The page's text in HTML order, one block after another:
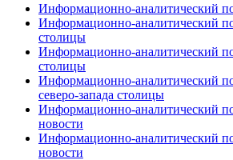
Информационно-аналитический
Информационно-аналитический
столицы
Информационно-аналитический
столицы
Информационно-аналитический
северо-запада столицы
Информационно-аналитический
новости
Информационно-аналитический
новости